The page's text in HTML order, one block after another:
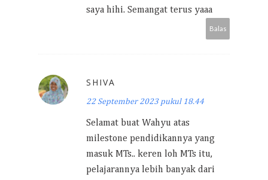
saya hihi. Semangat terus yaaa
Balas
SHIVA
22 September 2023 pukul 18.44
Selamat buat Wahyu atas
milestone pendidikannya yang
masuk MTs.. keren loh MTs itu,
pelajarannya lebih banyak dari